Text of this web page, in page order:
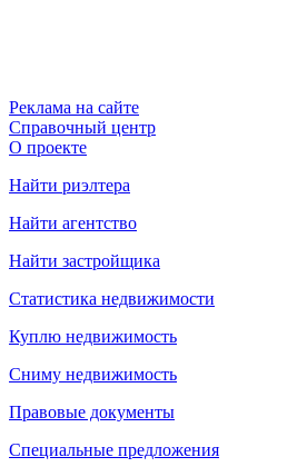
Реклама на сайте
Справочный центр
О проекте
Найти риэлтера
Найти агентство
Найти застройщика
Статистика недвижимости
Куплю недвижимость
Сниму недвижимость
Правовые документы
Специальные предложения